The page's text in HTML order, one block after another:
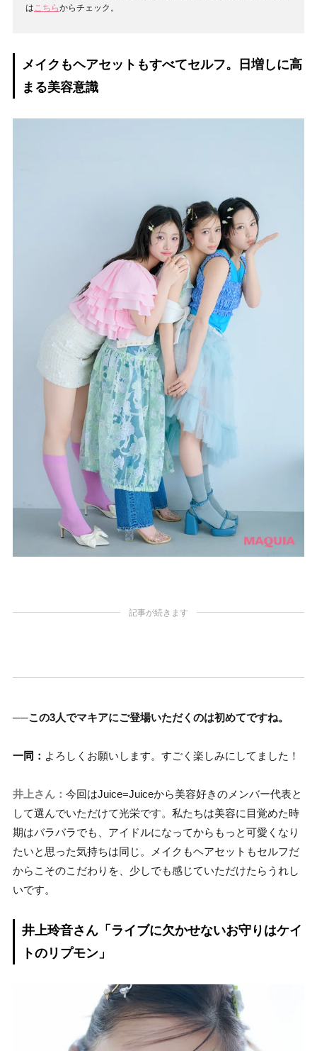
はこちらからチェック。
メイクもヘアセットもすべてセルフ。日増しに高
まる美容意識
記事が続きます
──この3人でマキアにご登場いただくのは初めてですね。
一同： よろしくお願いします。すごく楽しみにしてました！
井上さん： 今回はJuice=Juiceから美容好きのメンバー代表と
して選んでいただけて光栄です。私たちは美容に目覚めた時
期はバラバラでも、アイドルになってからもっと可愛くなり
たいと思った気持ちは同じ。メイクもヘアセットもセルフだ
からこそのこだわりを、少しでも感じていただけたらうれし
いです。
井上玲音さん「ライブに欠かせないお守りはケイ
トのリプモン」